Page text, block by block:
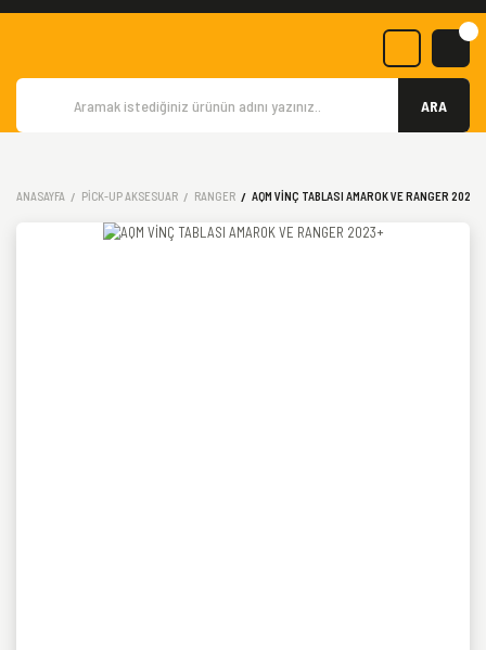
ARA
ANASAYFA PICK-UP AKSESUAR RANGER AQM VİNÇ TABLASI AMAROK VE RANGER 2023+